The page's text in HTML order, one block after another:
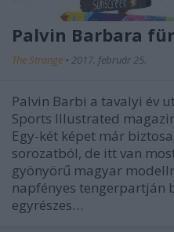
Palvin Barbara
The Strange • 2017. február 25.
Palvin Barbi a tavalyi év
Sports Illustrated
Egy-két képet már
sorozatból, de itt van
gyönyörű magyar
napfényes tengerpartján
egyrészes…